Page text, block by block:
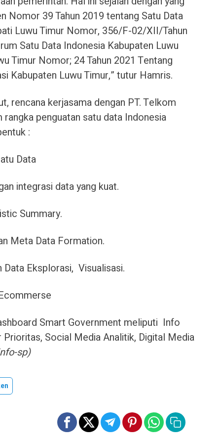
Nomor 39 Tahun 2019 tentang Satu Data
Luwu Timur Nomor, 356/F-02/XII/Tahun
Satu Data Indonesia Kabupaten Luwu
Timur Nomor; 24 Tahun 2021 Tentang
Kabupaten Luwu Timur,” tutur Hamris.
rencana kerjasama dengan PT. Telkom
penguatan satu data Indonesia
:
Data
integrasi data yang kuat.
Summary.
Meta Data Formation.
Eksplorasi, Visualisasi.
Smart Government meliputi Info
Social Media Analitik, Digital Media
sp)